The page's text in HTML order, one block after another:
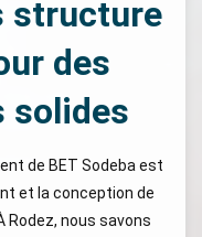
structure
des
solides
de BET Sodeba est
et la conception de
nous savons